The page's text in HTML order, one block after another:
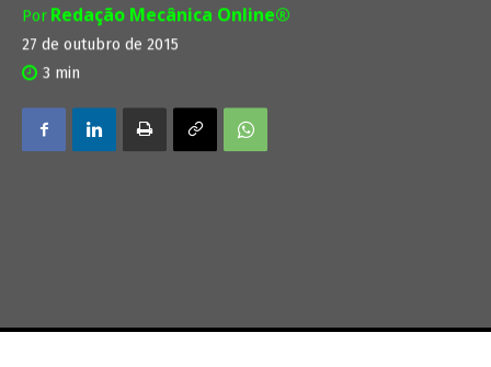
Por Redação Mecânica Online®
27 de outubro de 2015
3 min